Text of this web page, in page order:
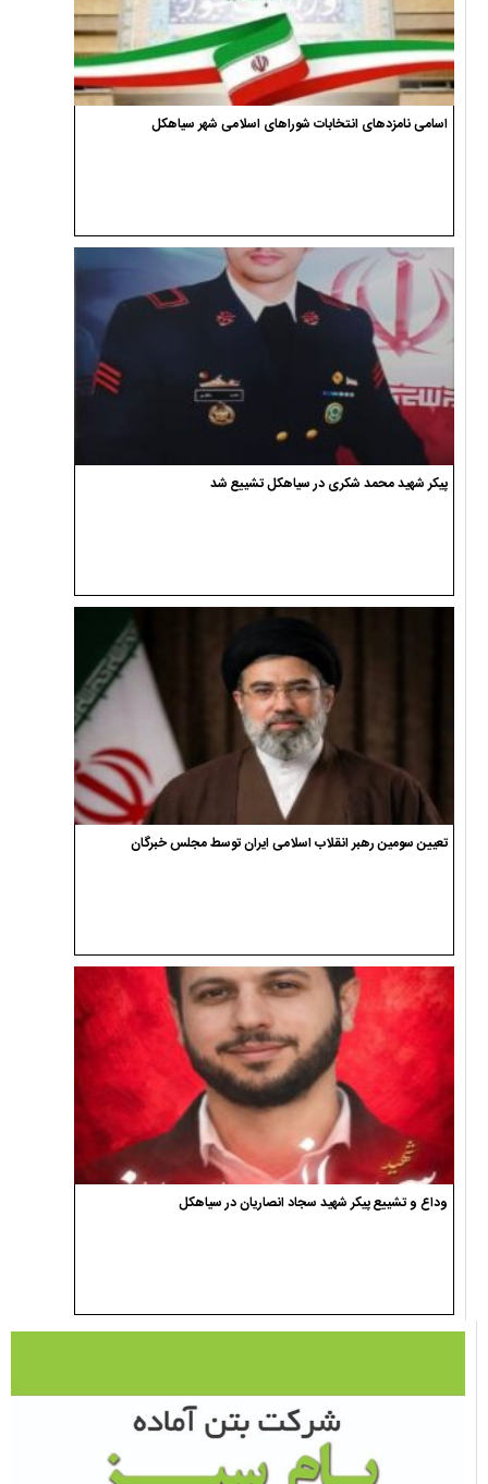
اسامی نامزدهای انتخابات شوراهای اسلامی شهر سیاهکل
پیکر شهید محمد شکری در سیاهکل تشییع شد
تعیین سومین رهبر انقلاب اسلامی ایران توسط مجلس خبرگان
وداع و تشییع پیکر شهید سجاد انصاریان در سیاهکل